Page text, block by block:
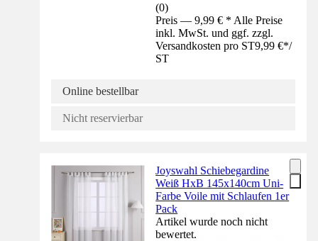
(0)
Preis — 9,99 € * Alle Preise
inkl. MwSt. und ggf. zzgl.
Versandkosten pro ST9,99 €*/
ST
Online bestellbar
Nicht reservierbar
Joyswahl Schiebegardine
Weiß HxB 145x140cm Uni-
Farbe Voile mit Schlaufen 1er
Pack
Artikel wurde noch nicht
bewertet.